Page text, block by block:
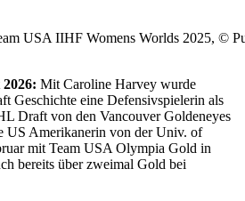
USA IIHF Womens Worlds 2025, ©
Mit Caroline Harvey wurde
Geschichte eine Defensivspielerin als
Draft von den Vancouver Goldeneyes
US Amerikanerin von der Univ. of
mit Team USA Olympia Gold in
bereits über zweimal Gold bei